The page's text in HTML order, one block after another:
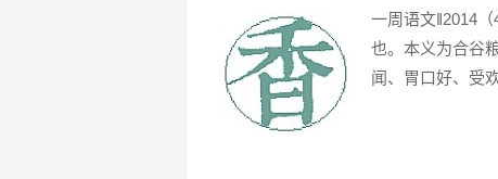
一周语文‖2014
也。本义为合谷
闻、胃口好、受